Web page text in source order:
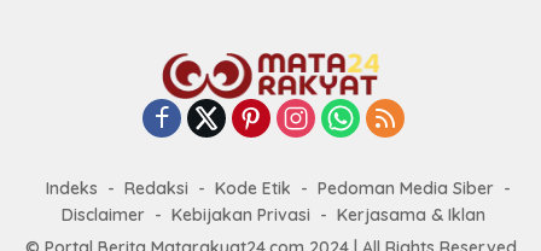
Indeks Redaksi Kode Etik
Pedoman Media Siber
Disclaimer
Kebijakan Privasi
Kerjasama & Iklan